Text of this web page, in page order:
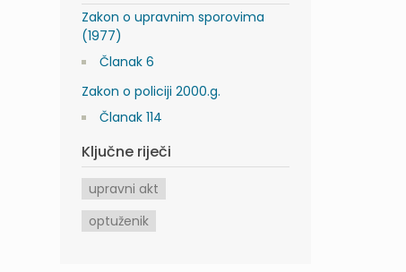
Zakon o upravnim sporovima
(1977)
Članak 6
Zakon o policiji 2000.g.
Članak 114
Ključne riječi
upravni akt
optuženik